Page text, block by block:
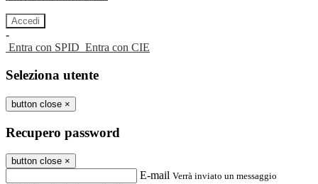
-
Entra con SPID Entra con CIE
Seleziona utente
button close ×
Recupero password
button close ×
E-mail Verrà inviato un messaggio